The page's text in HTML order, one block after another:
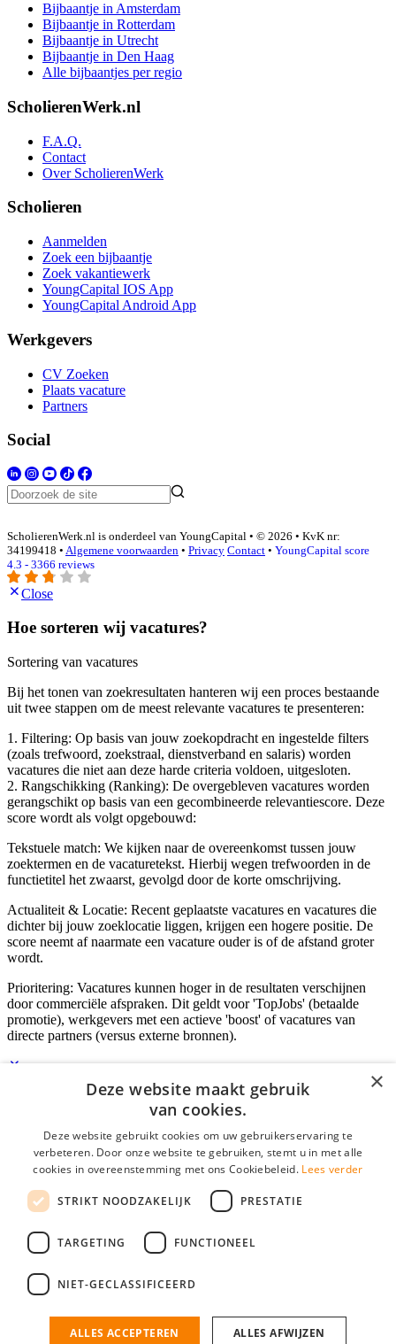
Bijbaantje in Amsterdam
Bijbaantje in Rotterdam
Bijbaantje in Utrecht
Bijbaantje in Den Haag
Alle bijbaantjes per regio
ScholierenWerk.nl
F.A.Q.
Contact
Over ScholierenWerk
Scholieren
Aanmelden
Zoek een bijbaantje
Zoek vakantiewerk
YoungCapital IOS App
YoungCapital Android App
Werkgevers
CV Zoeken
Plaats vacature
Partners
Social
ScholierenWerk.nl is onderdeel van YoungCapital • © 2026 • KvK nr:
34199418 • Algemene voorwaarden • Privacy Contact • YoungCapital score
4.3 - 3366 reviews
Close
Hoe sorteren wij vacatures?
Sortering van vacatures
Bij het tonen van zoekresultaten hanteren wij een proces bestaande
uit twee stappen om de meest relevante vacatures te presenteren:
1. Filtering: Op basis van jouw zoekopdracht en ingestelde filters
(zoals trefwoord, zoekstraal, dienstverband en salaris) worden
vacatures die niet aan deze harde criteria voldoen, uitgesloten.
2. Rangschikking (Ranking): De overgebleven vacatures worden
gerangschikt op basis van een gecombineerde relevantiescore. Deze
score wordt als volgt opgebouwd:
Tekstuele match: We kijken naar de overeenkomst tussen jouw
zoektermen en de vacaturetekst. Hierbij wegen trefwoorden in de
functietitel het zwaarst, gevolgd door de korte omschrijving.
Actualiteit & Locatie: Recent geplaatste vacatures en vacatures die
dichter bij jouw zoeklocatie liggen, krijgen een hogere positie. De
score neemt af naarmate een vacature ouder is of de afstand groter
wordt.
Prioritering: Vacatures kunnen hoger in de resultaten verschijnen
door commerciële afspraken. Dit geldt voor 'TopJobs' (betaalde
promotie), werkgevers met een actieve 'boost' of vacatures van
directe partners (versus externe bronnen).
E-mail*
Wachtwoord
login gegevens onthouden
login
Bedrijf aanmelden
nieuwe collega/werknemer zo gevonden!
×
Deze website maakt gebruik
van cookies.
Deze website gebruikt cookies om uw gebruikerservaring te
verbeteren. Door onze website te gebruiken, stemt u in met alle
cookies in overeenstemming met ons Cookiebeleid. Lees verder
STRIKT NOODZAKELIJK PRESTATIE
TARGETING FUNCTIONEEL
NIET-GECLASSIFICEERD
ALLES ACCEPTEREN ALLES AFWIJZEN